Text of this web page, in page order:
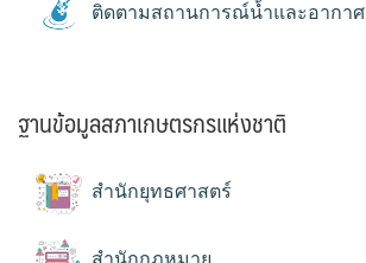
ติดตามสถานการณ์น้ำและอากาศ
ฐานข้อมูลสภาเกษตรกรแห่งชาติ
สำนักยุทธศาสตร์